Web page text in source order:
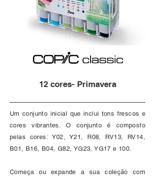
12 cores- Primavera
Um conjunto inicial que inclui tons frescos e
cores vibrantes. O conjunto é composto
pelas cores: Y02, Y21, R08, RV13, RV14,
B01, B16, B04, G82, YG23, YG17 e 100.
Começa ou expande a sua coleção com